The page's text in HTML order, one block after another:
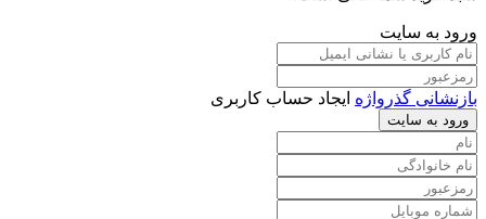
د
اکلت
الحمبرا
ورود به سایت
بازنشانی گذرواژه ایجاد حساب کاربری
ورود به سایت